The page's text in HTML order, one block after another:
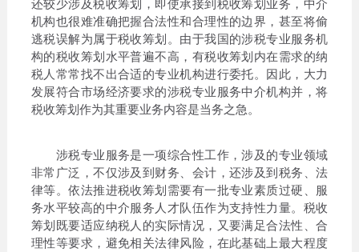
还较少涉及税收筹划，即使承接到税收筹划业务，中介
机构也很难准确把握合法性和合理性的边界，甚至将偷
逃税误解为属于税收筹划。由于我国的涉税专业服务机
构的税收筹划水平普遍不高，有税收筹划内在需求的纳
税人常常找不出合适的专业机构进行委托。因此，大力
发展符合市场经济要求的涉税专业服务中介机构并，将
税收筹划作为其重要业务内容是当务之急。
涉税专业服务是一项综合性工作，涉及的专业领域
非常广泛，不仅涉及到财务、会计，还涉及到税务、法
律等。依法推进税收筹划需要有一批专业素质过硬、服
务水平较高的中介服务人才队伍作为支持性力量。税收
筹划既要适应纳税人的实际情况，又要满足合法性、合
理性等要求，避免相关法律风险，在此基础上最大程度